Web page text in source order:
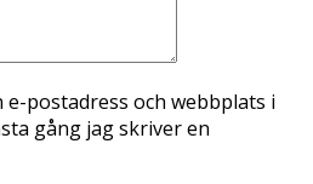
postadress och webbplats i
gång jag skriver en